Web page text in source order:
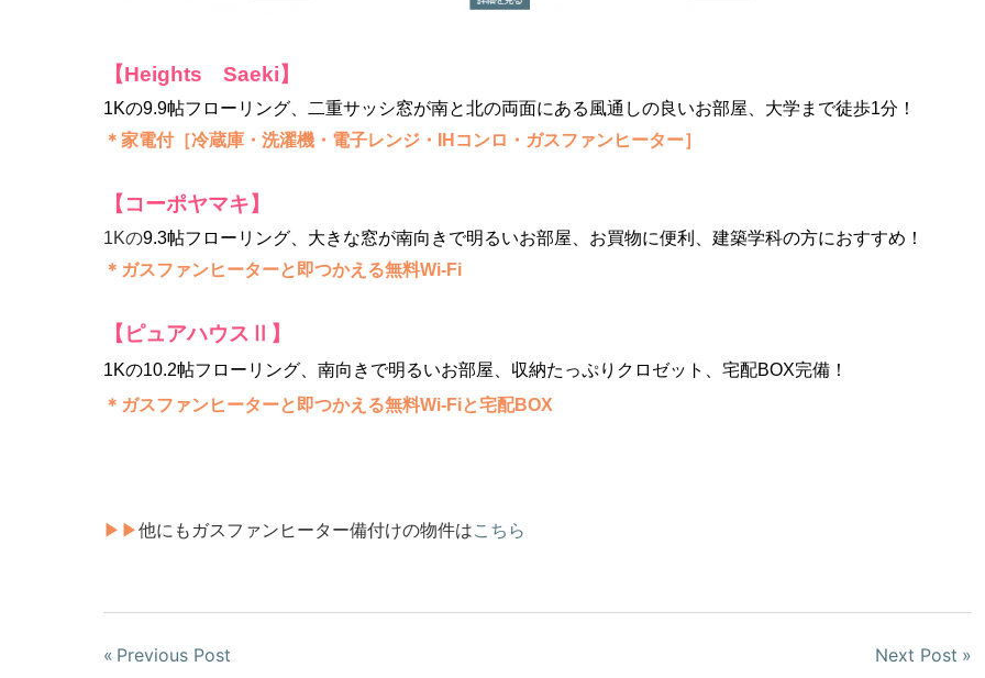
【Heights Saeki】
1Kの9.9帖フローリング、
二重サッシ窓が南と北の両面にある風通しの良いお部屋、大学まで徒歩1分！
＊家電付［冷蔵庫・洗濯機・電子レンジ・IHコンロ・ガスファンヒーター］
【コーポヤマキ】
1Kの9.3帖フローリング、大きな窓が南向きで明るいお部屋、お買物に便利、建築学科の方におすすめ！
＊ガスファンヒーターと即つかえる無料Wi-Fi
【ピュアハウスⅡ】
1Kの10.2帖フローリング、南向きで明るいお部屋、収納たっぷりクロゼット、宅配BOX完備！
＊ガスファンヒーターと即つかえる無料Wi-Fiと宅配BOX
▶▶他にもガスファンヒーター備付けの物件はこちら
投Previous Post Next Post